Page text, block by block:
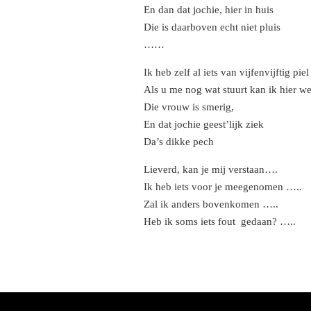
En dan dat jochie, hier in huis
Die is daarboven echt niet pluis
……
Ik heb zelf al iets van vijfenvijftig piel
Als u me nog wat stuurt kan ik hier
Die vrouw is smerig,
En dat jochie geest’lijk ziek
Da’s dikke pech
Lieverd, kan je mij verstaan….
Ik heb iets voor je meegenomen …..
Zal ik anders bovenkomen …..
Heb ik soms iets fout gedaan? …..